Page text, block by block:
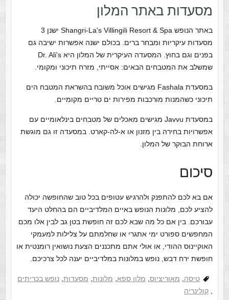
מסעדות באתר המלון
באתר הנופש Shangri-La's Villingili Resort & Spa ישנן 3
מסעדות עיקריות ומבחר ברים. בכולם ישנה אפשרות ישיבה גם
בפנים וגם בחוץ. המסעדה העיקרית של המלון היא Dr. Ali's
שמשלב את המטבחים הבאים: אסייתי, מזרח תיכוני ומקומי.
במסעדת Fashala מגישים אוכל משובח בהשראת המטבח הים
תיכוני כשהמנות מורכבות מפירות ים טריים מקומיים.
במסעדת Javvu מגישים מאכלים של מטבחים בינלאומיים עם
אפשרויות בחירה בין מזנון או א-לה-קארט. במסעדה זו גם מוגשת
ארוחת הבוקר של המלון.
סיכום
אם בא לכם להתפנק ולהרגיש עטופים בכל טוב שהחופשה יכולה
להציע לכם, מלונות הנופש באיים המלדיביים הם בהחלט היעד
עבורכם. בין אם כל מה שבא לכם זה חופשת בטן גב לבין אלו מכם
המחפשים ספורט ימי אתגרי או שחלמתם על צלילות למעמקי
האוקיינוס ההודי, או אולי אתם מתכננים הצעת נושואין רומנטית או
חופשת ירח דבש, נופש במלונות במלדיביים יענה לכל צרכיכם.
טיסה, מאוריציוס, מלון ספא, מלונות, מסעדות, נופש בכריתים
, קולינריה